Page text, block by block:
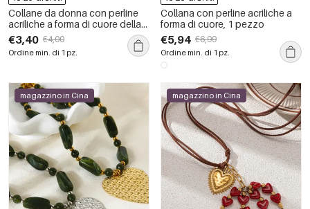
Collane da donna con perline
acriliche a forma di cuore della
serie Romantic Series
€3,40 €4,00
Ordine min. di 1 pz.
Collana con perline acriliche a
forma di cuore, 1 pezzo
€5,94 €6,99
Ordine min. di 1 pz.
magazzino in Cina magazzino in Cina